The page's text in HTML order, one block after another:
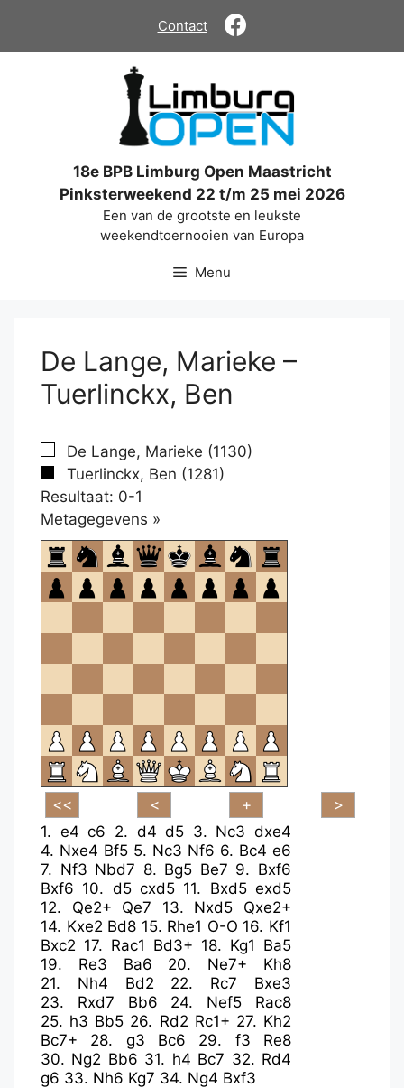
de
Contact
18e BPB Limburg Open Maastricht
Pinksterweekend 22 t/m 25 mei 2026
Een van de grootste en leukste
weekendtoernooien van Europa
Menu
De Lange, Marieke –
Tuerlinckx, Ben
De Lange, Marieke (1130)
Tuerlinckx, Ben (1281)
Resultaat: 0-1
Metagegevens »
om
te
openen.
1. e4 c6 2. d4 d5 3. Nc3 dxe4
4. Nxe4 Bf5 5. Nc3 Nf6 6. Bc4 e6
7. Nf3 Nbd7 8. Bg5 Be7 9. Bxf6
Bxf6 10. d5 cxd5 11. Bxd5 exd5
12. Qe2+ Qe7 13. Nxd5
Qxe2+
14. Kxe2 Bd8 15. Rhe1 O-O 16. Kf1
Bxc2 17. Rac1 Bd3+ 18. Kg1 Ba5
19. Re3 Ba6 20. Ne7+
Kh8
21. Nh4 Bd2 22. Rc7
Bxe3
23. Rxd7 Bb6 24. Nef5
Rac8
25. h3 Bb5 26. Rd2 Rc1+ 27. Kh2
Bc7+
28. g3 Bc6 29. f3
Re8
30. Ng2 Bb6 31. h4 Bc7 32. Rd4
g6 33. Nh6 Kg7 34. Ng4 Bxf3